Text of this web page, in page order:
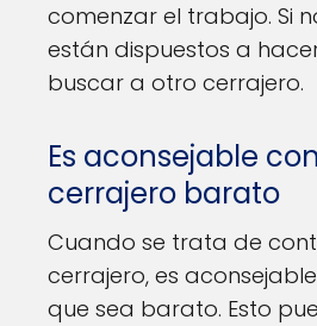
comenzar el trabajo. Si
están dispuestos a
buscar a otro cerrajero.
Es aconsejable
cerrajero barato
Cuando se trata de
cerrajero, es
que sea barato. Esto